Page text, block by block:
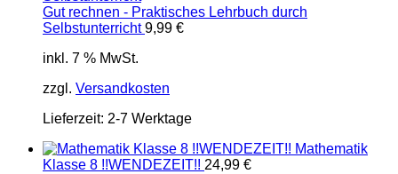
Gut rechnen - Praktisches Lehrbuch durch
Selbstunterricht 9,99 €
inkl. 7 % MwSt.
zzgl. Versandkosten
Lieferzeit: 2-7 Werktage
Mathematik
Klasse 8 !!WENDEZEIT!! 24,99 €